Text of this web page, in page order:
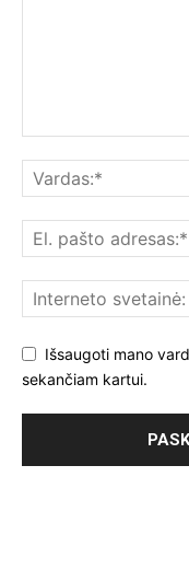
Išsaugoti mano
sekančiam kartui.